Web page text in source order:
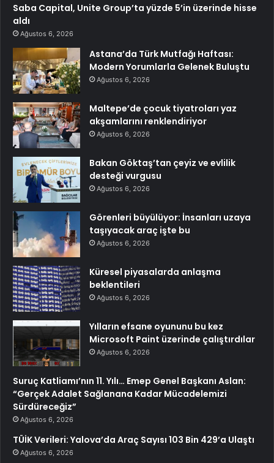
Saba Capital, Unite Group’ta yüzde 5’in üzerinde hisse
aldı
Ağustos 6, 2026
Astana’da Türk Mutfağı Haftası:
Modern Yorumlarla Gelenek Buluştu
Ağustos 6, 2026
Maltepe’de çocuk tiyatroları yaz
akşamlarını renklendiriyor
Ağustos 6, 2026
Bakan Göktaş’tan çeyiz ve evlilik
desteği vurgusu
Ağustos 6, 2026
Görenleri büyülüyor: İnsanları uzaya
taşıyacak araç işte bu
Ağustos 6, 2026
Küresel piyasalarda anlaşma
beklentileri
Ağustos 6, 2026
Yılların efsane oyununu bu kez
Microsoft Paint üzerinde çalıştırdılar
Ağustos 6, 2026
Suruç Katliamı’nın 11. Yılı… Emep Genel Başkanı Aslan:
“Gerçek Adalet Sağlanana Kadar Mücadelemizi
Sürdüreceğiz”
Ağustos 6, 2026
TÜİK Verileri: Yalova’da Araç Sayısı 103 Bin 429’a Ulaştı
Ağustos 6, 2026